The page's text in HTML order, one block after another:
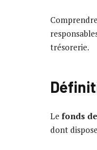
trésorerie.
Le fonds
dont